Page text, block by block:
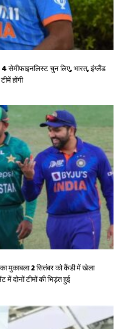
सेमीफाइनलिस्ट चुन लिए, भारत, इंग्लैंड
होंगी
मुकाबला 2 सितंबर को कैंडी में खेला
दोनों टीमों की भिड़ंत हुई